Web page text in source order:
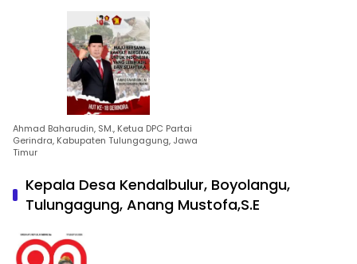
Ahmad Baharudin, SM., Ketua DPC Partai
Gerindra, Kabupaten Tulungagung, Jawa
Timur
Kepala Desa Kendalbulur, Boyolangu,
Tulungagung, Anang Mustofa,S.E